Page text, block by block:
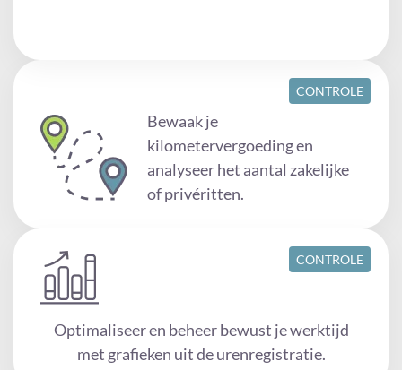
CONTROLE
Bewaak je
kilometervergoeding en
analyseer het aantal zakelijke
of privéritten.
CONTROLE
Optimaliseer en beheer bewust je werktijd
met grafieken uit de urenregistratie.